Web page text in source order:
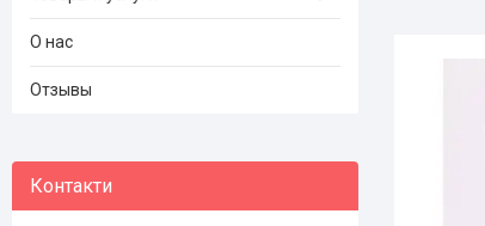
О нас
Отзывы